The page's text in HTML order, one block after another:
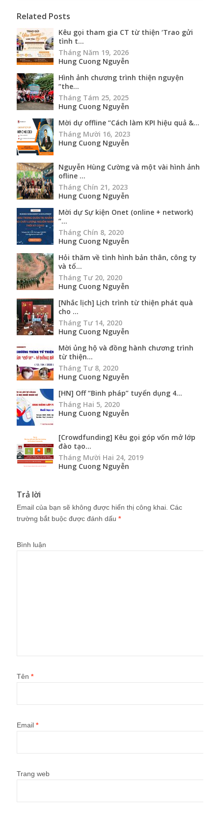
Related Posts
Kêu gọi tham gia CT từ thiện ‘Trao gửi
tình t...
Tháng Năm 19, 2026
Hung Cuong Nguyễn
Hình ảnh chương trình thiện nguyện
“the...
Tháng Tám 25, 2025
Hung Cuong Nguyễn
Mời dự offline “Cách làm KPI hiệu quả &...
Tháng Mười 16, 2023
Hung Cuong Nguyễn
Nguyễn Hùng Cường và một vài hình ảnh
ofline ...
Tháng Chín 21, 2023
Hung Cuong Nguyễn
Mời dự Sự kiện Onet (online + network)
“...
Tháng Chín 8, 2020
Hung Cuong Nguyễn
Hỏi thăm về tình hình bản thân, công ty
và tổ...
Tháng Tư 20, 2020
Hung Cuong Nguyễn
[Nhắc lịch] Lịch trình từ thiện phát quà
cho ...
Tháng Tư 14, 2020
Hung Cuong Nguyễn
Mời ủng hộ và đồng hành chương trình
từ thiện...
Tháng Tư 8, 2020
Hung Cuong Nguyễn
[HN] Off “Binh pháp” tuyển dụng 4...
Tháng Hai 5, 2020
Hung Cuong Nguyễn
[Crowdfunding] Kêu gọi góp vốn mở lớp
đào tạo...
Tháng Mười Hai 24, 2019
Hung Cuong Nguyễn
Trả lời
Email của bạn sẽ không được hiển thị công khai. Các
trường bắt buộc được đánh dấu *
Bình luận
Tên *
Email *
Trang web